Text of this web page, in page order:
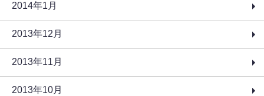
2014年1月
2013年12月
2013年11月
2013年10月